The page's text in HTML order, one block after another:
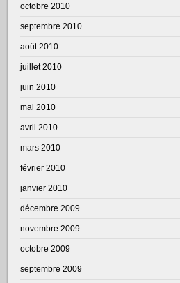
octobre 2010
septembre 2010
août 2010
juillet 2010
juin 2010
mai 2010
avril 2010
mars 2010
février 2010
janvier 2010
décembre 2009
novembre 2009
octobre 2009
septembre 2009